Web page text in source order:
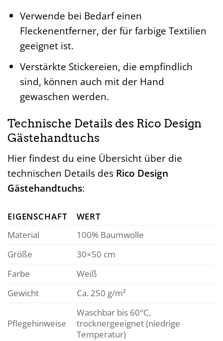
Verwende bei Bedarf einen
Fleckenentferner, der für farbige Textilien
geeignet ist.
Verstärkte Stickereien, die empfindlich
sind, können auch mit der Hand
gewaschen werden.
Technische Details des Rico Design
Gästehandtuchs
Hier findest du eine Übersicht über die
technischen Details des Rico Design
Gästehandtuchs:
EIGENSCHAFT
WERT
Material
100% Baumwolle
Größe
30×50 cm
Farbe
Weiß
Gewicht
Ca. 250 g/m²
Pflegehinweise
Waschbar bis 60°C,
trocknergeeignet (niedrige
Temperatur)